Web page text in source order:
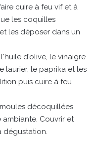
cuire à feu vif et à
les coquilles
les déposer dans un
d'olive, le vinaigre
laurier, le paprika et les
puis cuire à feu
décoquillées
ambiante. Couvrir et
dégustation.